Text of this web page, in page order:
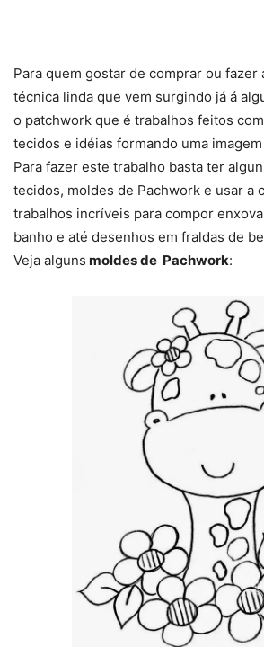
Para quem gostar de comprar ou fazer
técnica linda que vem surgindo já á
o patchwork que é trabalhos feitos
tecidos e idéias formando uma
Para fazer este trabalho basta ter
tecidos, moldes de Pachwork e usar a
trabalhos incríveis para compor
banho e até desenhos em fraldas de
Veja alguns moldes de Pachwork: